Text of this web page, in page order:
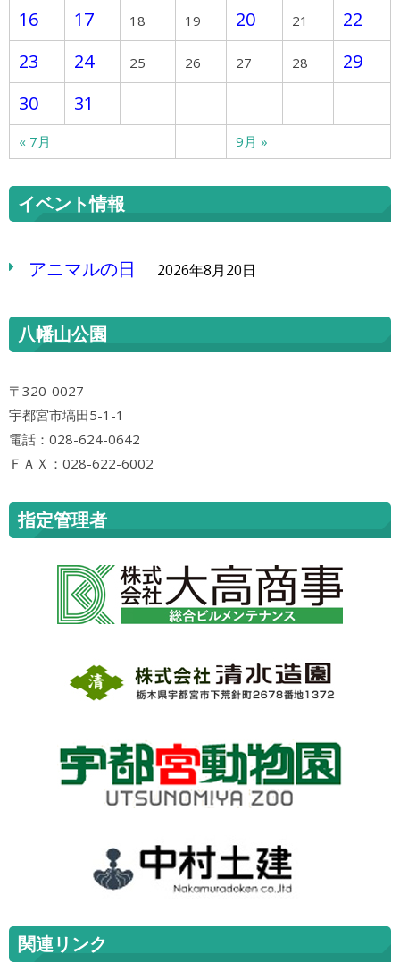
16
17 18 19 20 21
22
23
24 25 26 27 28
29
30
31
« 7月 9月 »
イベント情報
アニマルの日 2026年8月20日
八幡山公園
〒320-0027
宇都宮市塙田5-1-1
電話：028-624-0642
ＦＡＸ：028-622-6002
指定管理者
関連リンク